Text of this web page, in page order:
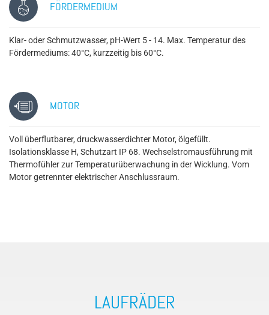
FÖRDERMEDIUM
Klar- oder Schmutzwasser, pH-Wert 5 - 14. Max. Temperatur des
Fördermediums: 40°C, kurzzeitig bis 60°C.
MOTOR
Voll überflutbarer, druckwasserdichter Motor, ölgefüllt.
Isolationsklasse H, Schutzart IP 68. Wechselstromausführung mit
Thermofühler zur Temperaturüberwachung in der Wicklung. Vom
Motor getrennter elektrischer Anschlussraum.
LAUFRÄDER